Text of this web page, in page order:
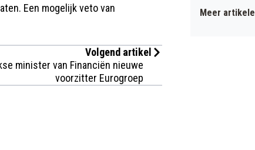
Een mogelijk veto van
Volgend artikel
minister van Financiën nieuwe
voorzitter Eurogroep
Meer